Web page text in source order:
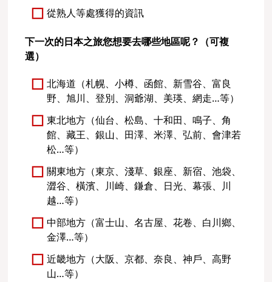
從熟人等處獲得的資訊
下一次的日本之旅您想要去哪些地區呢？（可複
選）
北海道（札幌、小樽、函館、新雪谷、富良
野、旭川、登別、洞爺湖、美瑛、網走…等）
東北地方（仙台、松島、十和田、鳴子、角
館、藏王、銀山、田澤、米澤、弘前、會津若
松…等）
關東地方（東京、淺草、銀座、新宿、池袋、
澀谷、橫濱、川崎、鎌倉、日光、幕張、川
越…等）
中部地方（富士山、名古屋、花卷、白川鄉、
金澤…等）
近畿地方（大阪、京都、奈良、神戶、高野
山…等）